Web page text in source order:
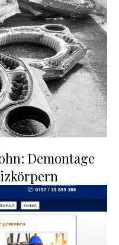
Demontage